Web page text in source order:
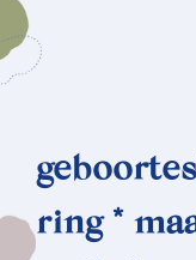
ring *